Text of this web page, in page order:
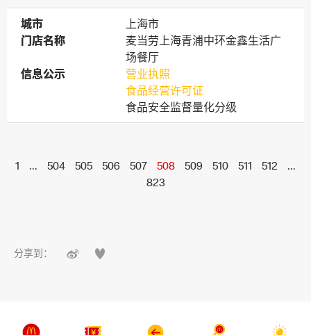
城市
城市
上海市
门店名称
门店名称
麦当劳上海青浦中环金鑫生活广
场餐厅
信息公示
信息公示
营业执照
食品经营许可证
食品安全监督量化分级
1 ... 504 505 506 507 508 509 510 511 512
...
823
分享到：  